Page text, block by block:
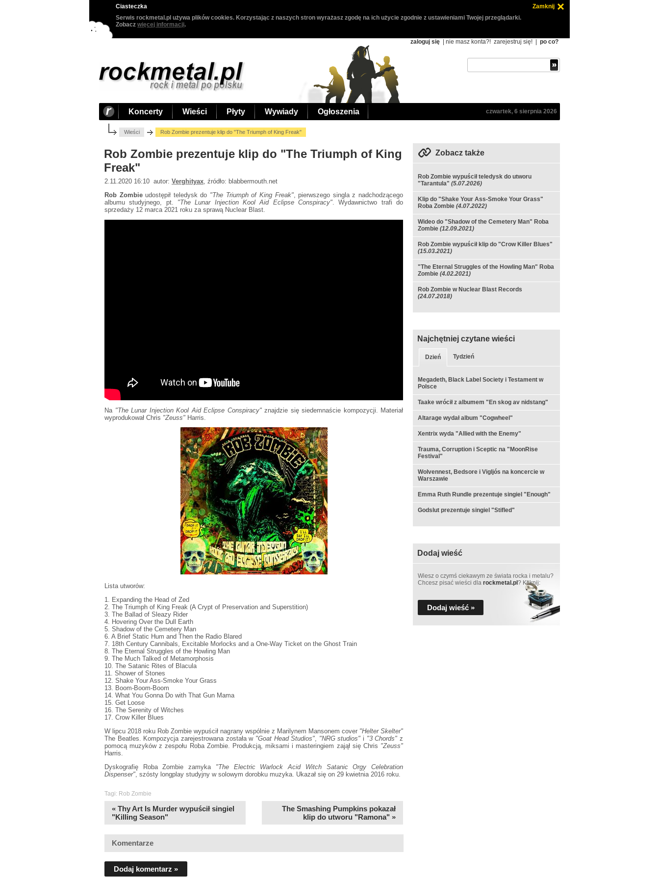
Ciasteczka
Zamknij
Serwis rockmetal.pl używa plików cookies. Korzystając z naszych stron wyrażasz zgodę na ich użycie zgodnie z ustawieniami Twojej przeglądarki.
Zobacz więcej informacji.
zaloguj się | nie masz konta?! zarejestruj się! po co?
Koncerty Wieści Płyty Wywiady Ogłoszenia czwartek, 6 sierpnia 2026
Wieści Rob Zombie prezentuje klip do "The Triumph of King Freak"
Rob Zombie prezentuje klip do "The Triumph of King
Freak"
2.11.2020 16:10 autor: Verghityax , źródło: blabbermouth.net
Rob Zombieudostępił teledysk do "The Triumph of King Freak", pierwszego singla z nadchodzącego
albumu studyjnego, pt.
"The Lunar Injection Kool Aid Eclipse Conspiracy" . Wydawnictwo trafi do
sprzedaży 12 marca 2021 roku za sprawą Nuclear Blast.
Na "The Lunar Injection Kool Aid Eclipse Conspiracy" znajdzie się siedemnaście kompozycji. Materiał
wyprodukował Chris "Zeuss" Harris.
Lista utworów:
1. Expanding the Head of Zed
2. The Triumph of King Freak (A Crypt of Preservation and Superstition)
3. The Ballad of Sleazy Rider
4. Hovering Over the Dull Earth
5. Shadow of the Cemetery Man
6. A Brief Static Hum and Then the Radio Blared
7. 18th Century Cannibals, Excitable Morlocks and a One-Way Ticket on the Ghost Train
8. The Eternal Struggles of the Howling Man
9. The Much Talked of Metamorphosis
10. The Satanic Rites of Blacula
11. Shower of Stones
12. Shake Your Ass-Smoke Your Grass
13. Boom-Boom-Boom
14. What You Gonna Do with That Gun Mama
15. Get Loose
16. The Serenity of Witches
17. Crow Killer Blues
W lipcu 2018 roku Rob Zombie wypuścił nagrany wspólnie z Marilynem Mansonem cover "Helter Skelter"
The Beatles. Kompozycja zarejestrowana została w "Goat Head Studios", "NRG studios" i "3 Chords"z
pomocą muzyków z zespołu Roba Zombie. Produkcją, miksami i masteringiem zajął się Chris "Zeuss"
Harris.
Dyskografię Roba Zombie zamyka "The Electric Warlock Acid Witch Satanic Orgy Celebration
Dispenser", szósty longplay studyjny w solowym dorobku muzyka. Ukazał się on 29 kwietnia 2016 roku.
Tagi: Rob Zombie
« Thy Art Is Murder wypuścił singiel
"Killing Season"
The Smashing Pumpkins pokazał
klip do utworu "Ramona" »
Komentarze
Dodaj komentarz »
Zobacz także
Rob Zombie wypuścił teledysk do utworu
"Tarantula" (5.07.2026)
Klip do "Shake Your Ass-Smoke Your Grass"
Roba Zombie (4.07.2022)
Wideo do "Shadow of the Cemetery Man" Roba
Zombie (12.09.2021)
Rob Zombie wypuścił klip do "Crow Killer Blues"
(15.03.2021)
"The Eternal Struggles of the Howling Man" Roba
Zombie (4.02.2021)
Rob Zombie w Nuclear Blast Records
(24.07.2018)
Najchętniej czytane wieści
Dzień Tydzień
Megadeth, Black Label Society i Testament w
Polsce
Taake wrócił z albumem "En skog av nidstang"
Altarage wydał album "Cogwheel"
Xentrix wyda "Allied with the Enemy"
Trauma, Corruption i Sceptic na "MoonRise
Festival"
Wolvennest, Bedsore i Vigljós na koncercie w
Warszawie
Emma Ruth Rundle prezentuje singiel "Enough"
Godslut prezentuje singiel "Stifled"
Dodaj wieść
Wiesz o czymś ciekawym ze świata rocka i metalu?
Chcesz pisać wieści dla rockmetal.pl ? Kliknij:
Dodaj wieść »